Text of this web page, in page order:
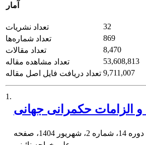
آمار
تعداد نشریات
32
تعداد شماره‌ها
869
تعداد مقالات
8,470
تعداد مشاهده مقاله
53,608,813
تعداد دریافت فایل اصل مقاله 9,711,007
1.
و الزامات حکمرانی جهانی